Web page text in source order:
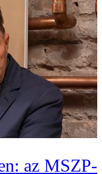
az MSZP-